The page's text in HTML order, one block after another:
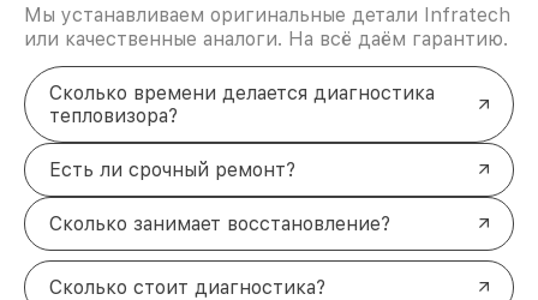
Мы устанавливаем оригинальные детали Infratech
или качественные аналоги. На всё даём гарантию.
Сколько времени делается диагностика
тепловизора?
Есть ли срочный ремонт?
Сколько занимает восстановление?
Сколько стоит диагностика?